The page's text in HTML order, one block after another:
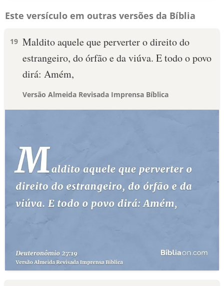
Este versículo em outras versões da Bíblia
19 Maldito aquele que perverter o direito do
estrangeiro, do órfão e da viúva. E todo o povo
dirá: Amém,
Versão Almeida Revisada Imprensa Bíblica